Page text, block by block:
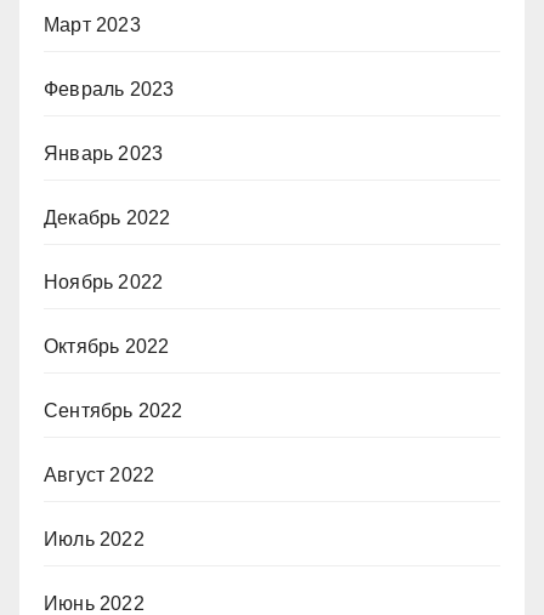
Март 2023
Февраль 2023
Январь 2023
Декабрь 2022
Ноябрь 2022
Октябрь 2022
Сентябрь 2022
Август 2022
Июль 2022
Июнь 2022